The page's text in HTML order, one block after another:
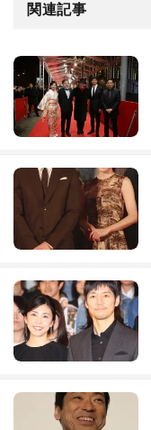
関連記事